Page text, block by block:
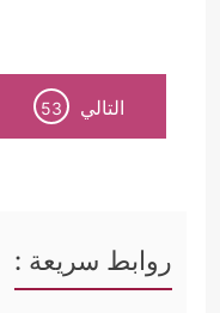
التالي 53
روابط سريعة :